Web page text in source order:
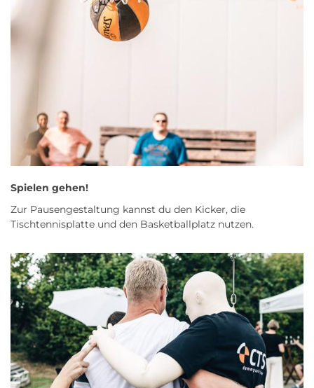
Spielen gehen!
Zur Pausengestaltung kannst du den Kicker, die
Tischtennisplatte und den Basketballplatz nutzen.